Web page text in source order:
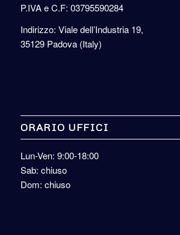
P.IVA e C.F: 03795590284
Indirizzo: Viale dell’Industria 19,
35129 Padova (Italy)
ORARIO UFFICI
Lun-Ven: 9:00-18:00
Sab: chiuso
Dom: chiuso